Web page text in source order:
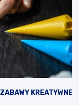
ZABAWY KREATYWNE